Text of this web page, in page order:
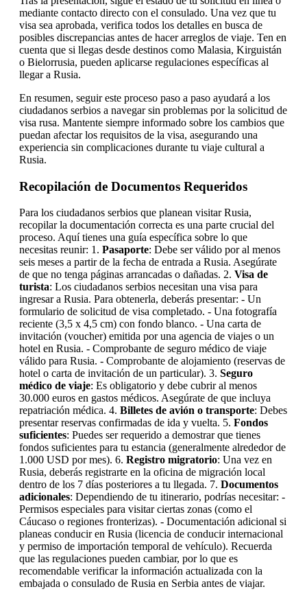
mediante contacto directo con el consulado. Una vez que tu
visa sea aprobada, verifica todos los detalles en busca de
posibles discrepancias antes de hacer arreglos de viaje. Ten en
cuenta que si llegas desde destinos como Malasia, Kirguistán
o Bielorrusia, pueden aplicarse regulaciones específicas al
llegar a Rusia.
En resumen, seguir este proceso paso a paso ayudará a los
ciudadanos serbios a navegar sin problemas por la solicitud de
visa rusa. Mantente siempre informado sobre los cambios que
puedan afectar los requisitos de la visa, asegurando una
experiencia sin complicaciones durante tu viaje cultural a
Rusia.
Recopilación de Documentos Requeridos
Para los ciudadanos serbios que planean visitar Rusia,
recopilar la documentación correcta es una parte crucial del
proceso. Aquí tienes una guía específica sobre lo que
necesitas reunir: 1. Pasaporte: Debe ser válido por al menos
seis meses a partir de la fecha de entrada a Rusia. Asegúrate
de que no tenga páginas arrancadas o dañadas. 2. Visa de
turista: Los ciudadanos serbios necesitan una visa para
ingresar a Rusia. Para obtenerla, deberás presentar: - Un
formulario de solicitud de visa completado. - Una fotografía
reciente (3,5 x 4,5 cm) con fondo blanco. - Una carta de
invitación (voucher) emitida por una agencia de viajes o un
hotel en Rusia. - Comprobante de seguro médico de viaje
válido para Rusia. - Comprobante de alojamiento (reservas de
hotel o carta de invitación de un particular). 3. Seguro
médico de viaje: Es obligatorio y debe cubrir al menos
30.000 euros en gastos médicos. Asegúrate de que incluya
repatriación médica. 4. Billetes de avión o transporte: Debes
presentar reservas confirmadas de ida y vuelta. 5. Fondos
suficientes: Puedes ser requerido a demostrar que tienes
fondos suficientes para tu estancia (generalmente alrededor de
1.000 USD por mes). 6. Registro migratorio: Una vez en
Rusia, deberás registrarte en la oficina de migración local
dentro de los 7 días posteriores a tu llegada. 7. Documentos
adicionales: Dependiendo de tu itinerario, podrías necesitar: -
Permisos especiales para visitar ciertas zonas (como el
Cáucaso o regiones fronterizas). - Documentación adicional si
planeas conducir en Rusia (licencia de conducir internacional
y permiso de importación temporal de vehículo). Recuerda
que las regulaciones pueden cambiar, por lo que es
recomendable verificar la información actualizada con la
embajada o consulado de Rusia en Serbia antes de viajar.